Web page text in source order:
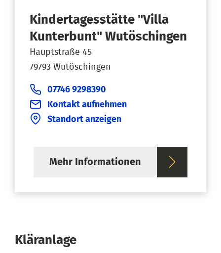
Kindertagesstätte "Villa
Kunterbunt" Wutöschingen
Hauptstraße 45
79793 Wutöschingen
07746 9298390
Kontakt aufnehmen
Standort anzeigen
Mehr Informationen
Kläranlage